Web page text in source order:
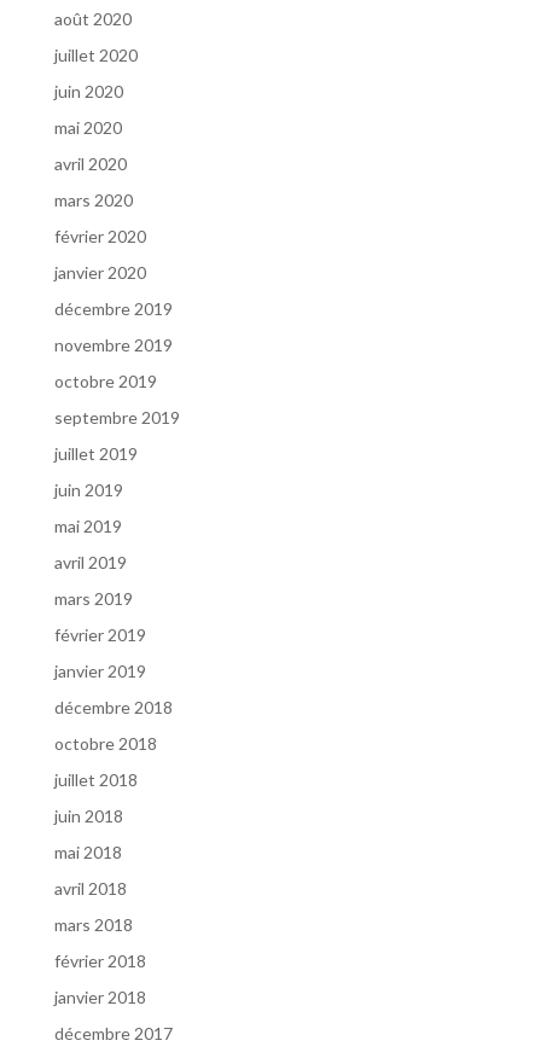
août 2020
juillet 2020
juin 2020
mai 2020
avril 2020
mars 2020
février 2020
janvier 2020
décembre 2019
novembre 2019
octobre 2019
septembre 2019
juillet 2019
juin 2019
mai 2019
avril 2019
mars 2019
février 2019
janvier 2019
décembre 2018
octobre 2018
juillet 2018
juin 2018
mai 2018
avril 2018
mars 2018
février 2018
janvier 2018
décembre 2017